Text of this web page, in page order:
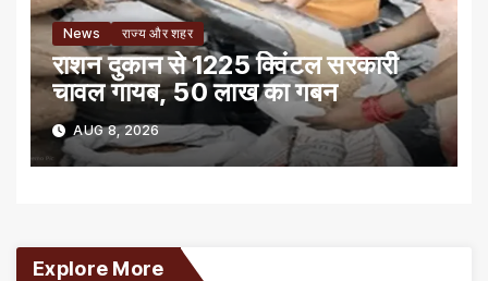
News राज्य और शहर
राशन दुकान से 1225 क्विंटल सरकारी
चावल गायब, 50 लाख का गबन
AUG 8, 2026
Explore More